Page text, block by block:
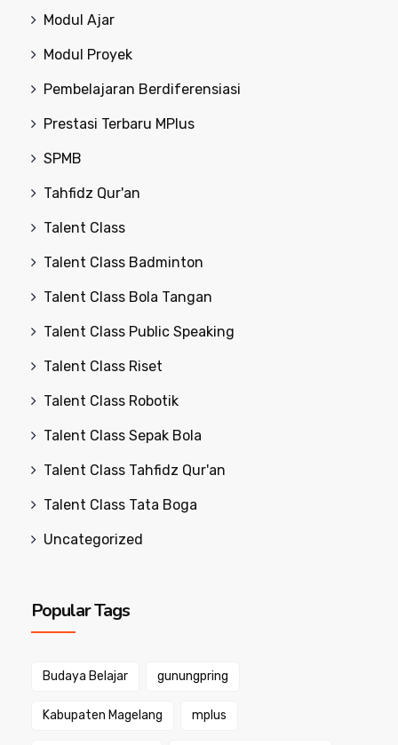
Modul Ajar
Modul Proyek
Pembelajaran Berdiferensiasi
Prestasi Terbaru MPlus
SPMB
Tahfidz Qur'an
Talent Class
Talent Class Badminton
Talent Class Bola Tangan
Talent Class Public Speaking
Talent Class Riset
Talent Class Robotik
Talent Class Sepak Bola
Talent Class Tahfidz Qur'an
Talent Class Tata Boga
Uncategorized
Popular Tags
Budaya Belajar gunungpring
Kabupaten Magelang mplus